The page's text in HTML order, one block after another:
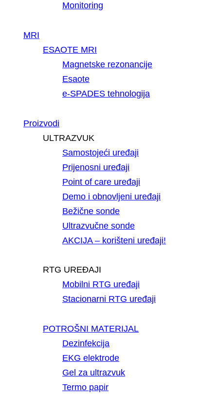
Monitoring
MRI
ESAOTE MRI
Magnetske rezonancije
Esaote
e-SPADES tehnologija
Proizvodi
ULTRAZVUK
Samostojeći uređaji
Prijenosni uređaji
Point of care uređaji
Demo i obnovljeni uređaji
Bežične sonde
Ultrazvučne sonde
AKCIJA – korišteni uređaji!
RTG UREĐAJI
Mobilni RTG uređaji
Stacionarni RTG uređaji
POTROŠNI MATERIJAL
Dezinfekcija
EKG elektrode
Gel za ultrazvuk
Termo papir